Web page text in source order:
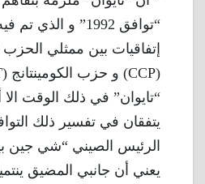
“توافق 1992” و
إتفاقيات بين ممثلي
“تايوان” في ذلك الوقت الا
يتفقان في تفسير ذلك
الرئيس الصيني “شي جين
يعني أن جانبي المضيق